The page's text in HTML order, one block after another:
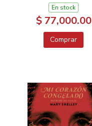
En stock
$ 77,000.00
Comprar